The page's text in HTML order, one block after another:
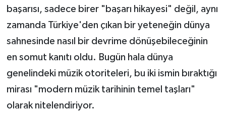
başarısı, sadece birer "başarı hikayesi" değil, aynı
zamanda Türkiye'den çıkan bir yeteneğin dünya
sahnesinde nasıl bir devrime dönüşebileceğinin
en somut kanıtı oldu. Bugün hala dünya
genelindeki müzik otoriteleri, bu iki ismin bıraktığı
mirası "modern müzik tarihinin temel taşları"
olarak nitelendiriyor.